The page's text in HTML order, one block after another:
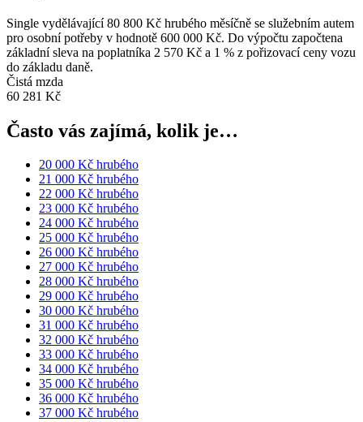
Single vydělávající 80 800 Kč hrubého měsíčně se služebním autem
pro osobní potřeby v hodnotě 600 000 Kč. Do výpočtu započtena
základní sleva na poplatníka 2 570 Kč a 1 % z pořizovací ceny vozu
do základu daně.
Čistá mzda
60 281 Kč
Často vás zajímá, kolik je…
20 000 Kč hrubého
21 000 Kč hrubého
22 000 Kč hrubého
23 000 Kč hrubého
24 000 Kč hrubého
25 000 Kč hrubého
26 000 Kč hrubého
27 000 Kč hrubého
28 000 Kč hrubého
29 000 Kč hrubého
30 000 Kč hrubého
31 000 Kč hrubého
32 000 Kč hrubého
33 000 Kč hrubého
34 000 Kč hrubého
35 000 Kč hrubého
36 000 Kč hrubého
37 000 Kč hrubého